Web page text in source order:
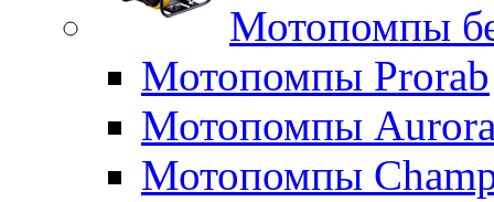
Мотопомпы
Мотопомпы Prorab
Мотопомпы
Мотопомпы